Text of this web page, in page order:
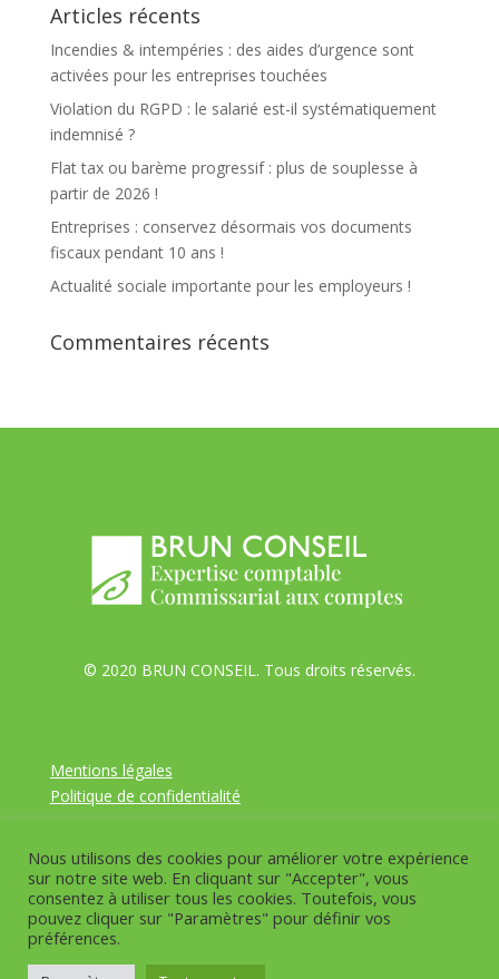
Articles récents
Incendies & intempéries : des aides d’urgence sont
activées pour les entreprises touchées
Violation du RGPD : le salarié est-il systématiquement
indemnisé ?
Flat tax ou barème progressif : plus de souplesse à
partir de 2026 !
Entreprises : conservez désormais vos documents
fiscaux pendant 10 ans !
Actualité sociale importante pour les employeurs !
Commentaires récents
© 2020 BRUN CONSEIL. Tous droits réservés.
Mentions légales
Politique de confidentialité
Création du site web : Agence FL, concepteur de sites
web à Perpignan
Nous utilisons des cookies pour améliorer votre expérience
sur notre site web. En cliquant sur "Accepter", vous
consentez à utiliser tous les cookies. Toutefois, vous
pouvez cliquer sur "Paramètres" pour définir vos
préférences.